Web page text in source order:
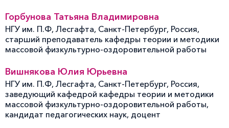
Горбунова Татьяна Владимировна
НГУ им. П.Ф, Лесгафта, Санкт-Петербург, Россия,
старший преподаватель кафедры теории и методики
массовой физкультурно-оздоровительной работы
Вишнякова Юлия Юрьевна
НГУ им. П.Ф, Лесгафта, Санкт-Петербург, Россия,
заведующий кафедрой кафедры теории и методики
массовой физкультурно-оздоровительной работы,
кандидат педагогических наук, доцент